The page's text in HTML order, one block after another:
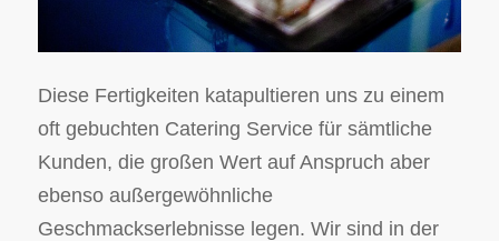
Diese Fertigkeiten katapultieren uns zu einem
oft gebuchten Catering Service für sämtliche
Kunden, die großen Wert auf Anspruch aber
ebenso außergewöhnliche
Geschmackserlebnisse legen. Wir sind in der